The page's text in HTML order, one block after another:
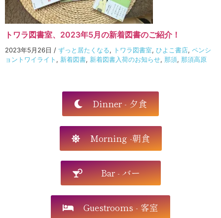
トワラ図書室、2023年5月の新着図書のご紹介！
2023年5月26日 / ずっと居たくなる, トワラ図書室, ひよこ書店, ペンシ
ョントワイライト , 新着図書, 新着図書入荷のお知らせ, 那須, 那須高原
Dinner - 夕食
Morning -朝食
Bar - バー
Guestrooms - 客室